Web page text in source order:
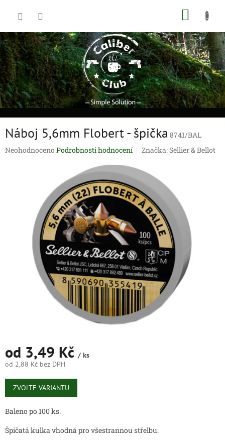
Náboj 5,6mm Flobert - špička 8741/BAL
Průměrné
hvězdiček.
Neohodnoceno Podrobnosti hodnocení Značka:Sellier & Bellot
od 3,49 Kč / ks
od 2,88 Kč bez DPH
Měrná
cena:
ZVOLTE VARIANTU
Baleno po 100 ks.
Špičatá kulka vhodná pro všestrannou střelbu.